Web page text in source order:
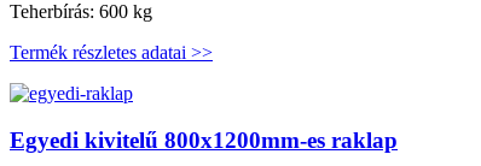
Teherbírás: 600 kg
Termék részletes adatai >>
Egyedi kivitelű 800x1200mm-es raklap